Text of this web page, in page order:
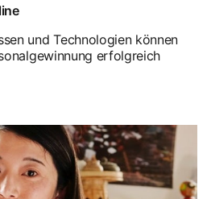
und Technologien können
erfolgreich